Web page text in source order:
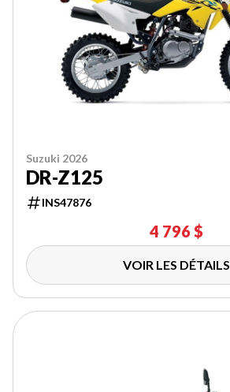
Suzuki 2026
DR-Z125
INS47876
4 796 $
VOIR LES DÉTAILS